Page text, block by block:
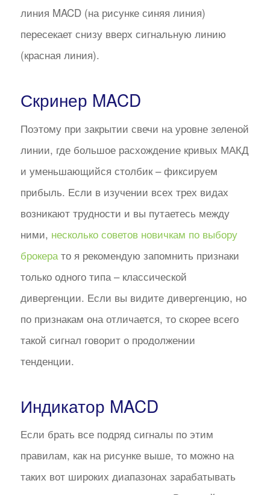
линия MACD (на рисунке синяя линия)
пересекает снизу вверх сигнальную линию
(красная линия).
Скринер MACD
Поэтому при закрытии свечи на уровне зеленой
линии, где большое расхождение кривых МАКД
и уменьшающийся столбик – фиксируем
прибыль. Если в изучении всех трех видах
возникают трудности и вы путаетесь между
ними, несколько советов новичкам по выбору
брокерато я рекомендую запомнить признаки
только одного типа – классической
дивергенции. Если вы видите дивергенцию, но
по признакам она отличается, то скорее всего
такой сигнал говорит о продолжении
тенденции.
Индикатор MACD
Если брать все подряд сигналы по этим
правилам, как на рисунке выше, то можно на
таких вот широких диапазонах зарабатывать